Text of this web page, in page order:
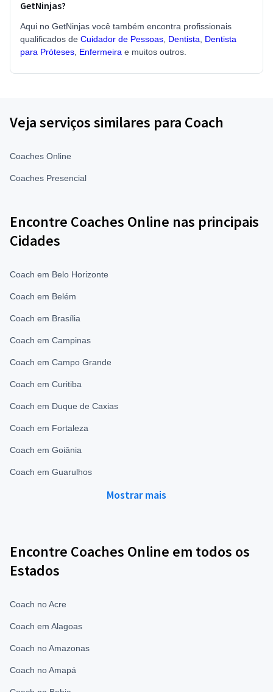
GetNinjas?
Aqui no GetNinjas você também encontra profissionais
qualificados de Cuidador de Pessoas Dentista
Dentista
para Próteses Enfermeira e muitos outros.
Veja serviços similares para Coach
Coaches Online
Coaches Presencial
Encontre Coaches Online nas principais
Cidades
Coach em Belo Horizonte
Coach em Belém
Coach em Brasília
Coach em Campinas
Coach em Campo Grande
Coach em Curitiba
Coach em Duque de Caxias
Coach em Fortaleza
Coach em Goiânia
Coach em Guarulhos
Mostrar mais
Encontre Coaches Online em todos os
Estados
Coach no Acre
Coach em Alagoas
Coach no Amazonas
Coach no Amapá